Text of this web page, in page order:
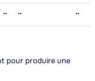
** ** **
pour produire une